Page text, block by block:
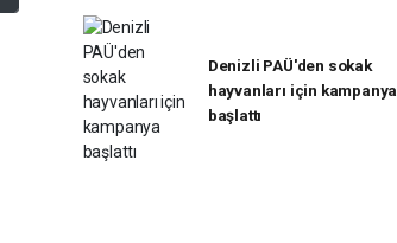
Denizli PAÜ'den sokak
hayvanları için kampanya
başlattı